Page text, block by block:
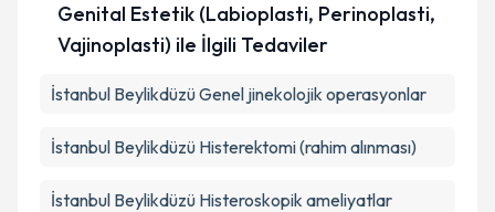
Genital Estetik (Labioplasti, Perinoplasti,
Vajinoplasti) ile İlgili Tedaviler
İstanbul Beylikdüzü Genel jinekolojik operasyonlar
İstanbul Beylikdüzü Histerektomi (rahim alınması)
İstanbul Beylikdüzü Histeroskopik ameliyatlar